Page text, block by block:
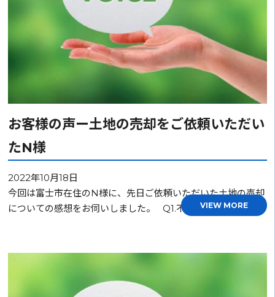
お客様の声ー土地の売却をご依頼いただい
たN様
2022年10月18日
今回は富士市在住のN様に、先日ご依頼いただいた土地の売却
についての感想をお伺いしました。 Q1.不動産の売…
VIEW MORE